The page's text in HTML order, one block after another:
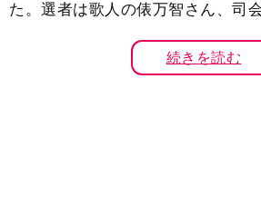
た。選者は歌人の俵万智さん、司
続きを読む